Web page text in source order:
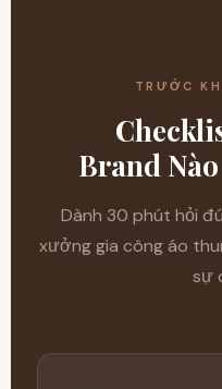
TRƯỚC
Brand
Dành 30 phút hỏi
xưởng gia công áo
sự